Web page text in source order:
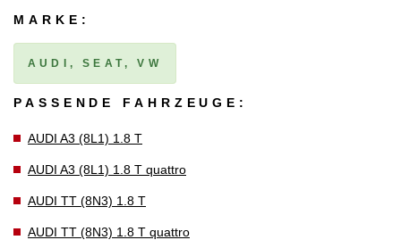
MARKE:
AUDI, SEAT, VW
PASSENDE FAHRZEUGE:
AUDI A3 (8L1) 1.8 T
AUDI A3 (8L1) 1.8 T quattro
AUDI TT (8N3) 1.8 T
AUDI TT (8N3) 1.8 T quattro